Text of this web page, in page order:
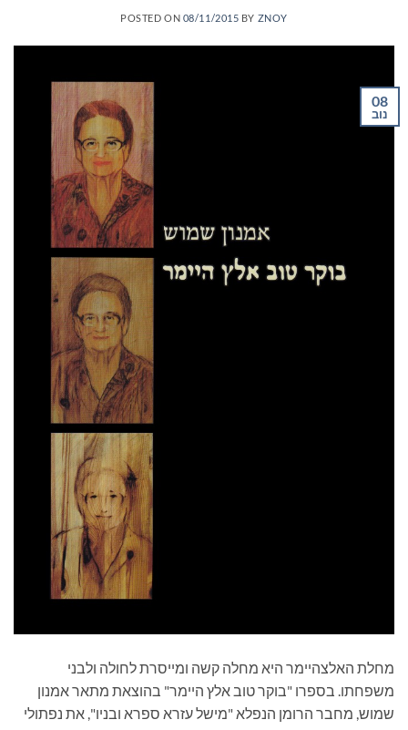
POSTED ON 08/11/2015 BY ZNOY
08
נוב
מחלת האלצהיימר היא מחלה קשה ומייסרת לחולה ולבני
משפחתו. בספרו "בוקר טוב אלץ היימר" בהוצאת מתאר אמנון
שמוש, מחבר הרומן הנפלא "מישל עזרא ספרא ובניו", את נפתולי